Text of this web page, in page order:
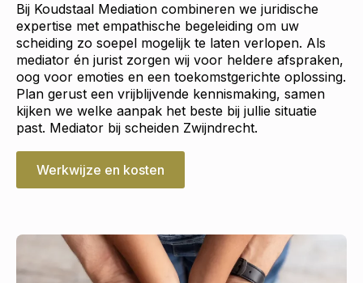
Bij Koudstaal Mediation combineren we juridische
expertise met empathische begeleiding om uw
scheiding zo soepel mogelijk te laten verlopen. Als
mediator én jurist zorgen wij voor heldere afspraken,
oog voor emoties en een toekomstgerichte oplossing.
Plan gerust een vrijblijvende kennismaking, samen
kijken we welke aanpak het beste bij jullie situatie
past. Mediator bij scheiden Zwijndrecht.
Werkwijze en kosten